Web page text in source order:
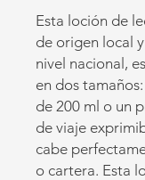
Esta loción de
de origen local
nivel nacional,
en dos
de 200 ml o un
de viaje
cabe
o cartera. Esta